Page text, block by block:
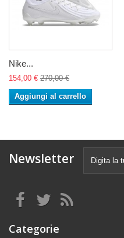
Nike...
154,00 € 270,00 €
Aggiungi al carrello
Newsletter
Categorie